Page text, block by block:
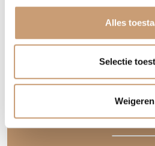
Alles
Selectie
Weigeren
Barstoelen
EEN MAATWERK BANK,
VAN UW